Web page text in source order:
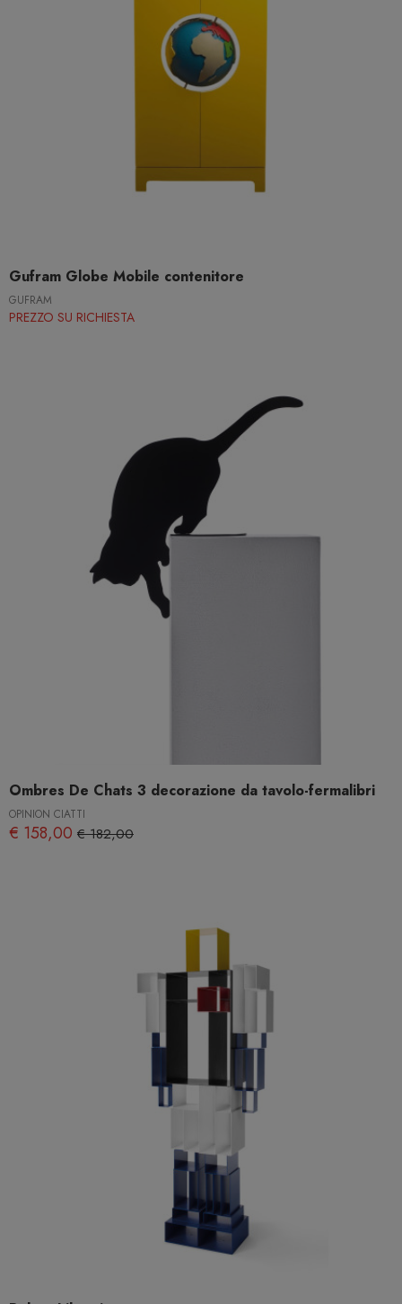
Gufram Globe Mobile contenitore
GUFRAM
PREZZO SU RICHIESTA
Ombres De Chats 3 decorazione da tavolo-fermalibri
OPINION CIATTI
€ 158,00 € 182,00